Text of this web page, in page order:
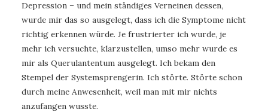
Depression – und mein ständiges Verneinen dessen,
wurde mir das so ausgelegt, dass ich die Symptome nicht
richtig erkennen würde. Je frustrierter ich wurde, je
mehr ich versuchte, klarzustellen, umso mehr wurde es
mir als Querulantentum ausgelegt. Ich bekam den
Stempel der Systemsprengerin. Ich störte. Störte schon
durch meine Anwesenheit, weil man mit mir nichts
anzufangen wusste.